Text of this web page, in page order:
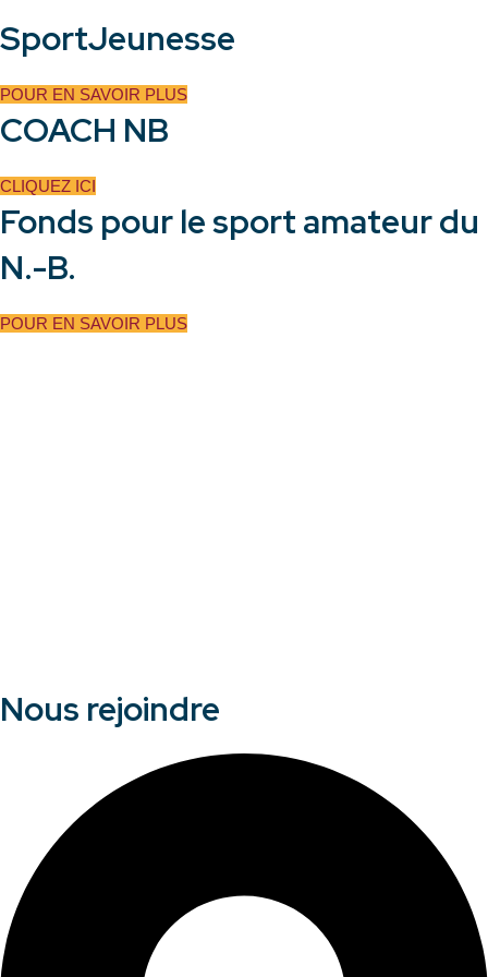
SportJeunesse
POUR EN SAVOIR PLUS
COACH NB
CLIQUEZ ICI
Fonds pour le sport amateur du
N.-B.
POUR EN SAVOIR PLUS
Nous rejoindre